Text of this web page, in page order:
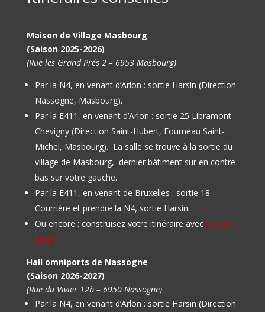
Maison de Village Masbourg
(Saison 2025-2026)
(Rue les Grand Prés 2 – 6953 Masbourg)
Par la N4, en venant d’Arlon : sortie Harsin (Direction
Nassogne, Masbourg).
Par la E411, en venant d’Arlon : sortie 25 Libramont-
Chevigny (Direction Saint-Hubert, Fourneau Saint-
Michel, Masbourg). La salle se trouve à la sortie du
village de Masbourg, dernier bâtiment sur en contre-
bas sur votre gauche.
Par la E411, en venant de Bruxelles : sortie 18
Courrière et prendre la N4, sortie Harsin.
Ou encore : construisez votre itinéraire avec Google
Maps
Hall omniports de Nassogne
(Saison 2026-2027)
(Rue du Vivier 12b – 6950 Nassogne)
Par la N4, en venant d’Arlon : sortie Harsin (Direction